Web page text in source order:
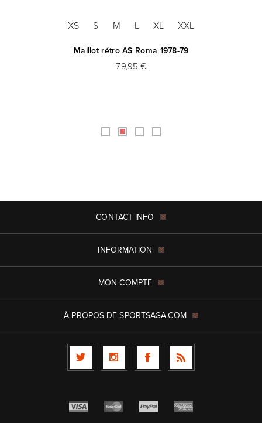
XS S M L XL XXL
Maillot rétro AS Roma 1978-79
79,95 €
CONTACT INFO
INFORMATION
MON COMPTE
À PROPOS DE SPORTSAGA.COM